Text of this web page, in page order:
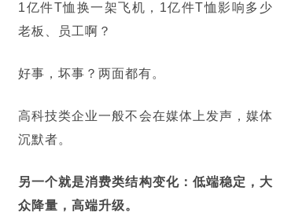
1亿件T恤换一架飞机，1亿件T恤影响多少
老板、员工啊？
好事，坏事？两面都有。
高科技类企业一般不会在媒体上发声，媒体
沉默者。
另一个就是消费类结构变化：低端稳定，大
众降量，高端升级。